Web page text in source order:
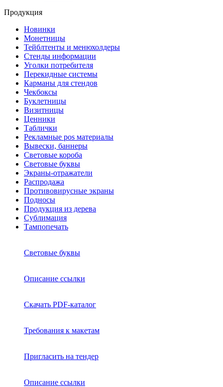
Продукция
Новинки
Монетницы
Тейблтенты и менюхолдеры
Стенды информации
Уголки потребителя
Перекидные системы
Карманы для стендов
Чекбоксы
Буклетницы
Визитницы
Ценники
Таблички
Рекламные pos материалы
Вывески, баннеры
Световые короба
Световые буквы
Экраны-отражатели
Распродажа
Противовирусные экраны
Подносы
Продукция из дерева
Сублимация
Тампопечать
Световые буквы
Описание ссылки
Скачать PDF-каталог
Требования к макетам
Пригласить на тендер
Описание ссылки